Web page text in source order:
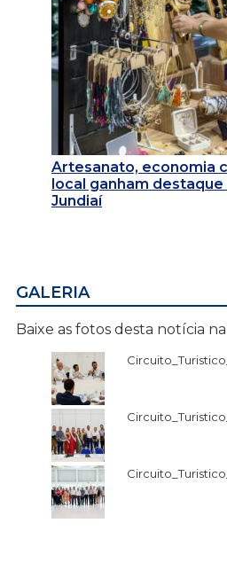
Artesanato, economia
local ganham destaque
Jundiaí
GALERIA
Baixe as fotos desta notícia